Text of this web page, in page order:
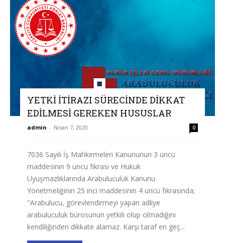
YETKİ İTİRAZI SÜRECİNDE DİKKAT
EDİLMESİ GEREKEN HUSUSLAR
admin - Nisan 7, 2020 0
7036 Sayılı İş Mahkemeleri Kanununun 3 üncü
maddesinin 9 uncu fıkrası ve Hukuk
Uyuşmazlıklarında Arabuluculuk Kanunu
Yönetmeliğinin 25 inci maddesinin 4 üncü fıkrasında;
"Arabulucu, görevlendirmeyi yapan adliye
arabuluculuk bürosunun yetkili olup olmadığını
kendiliğinden dikkate alamaz. Karşı taraf en geç...